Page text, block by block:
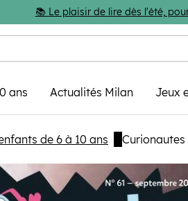
📚 Le plaisir de lire dès l'été,
ans Actualités Milan Jeux
de 6 à 10 ans Curionautes